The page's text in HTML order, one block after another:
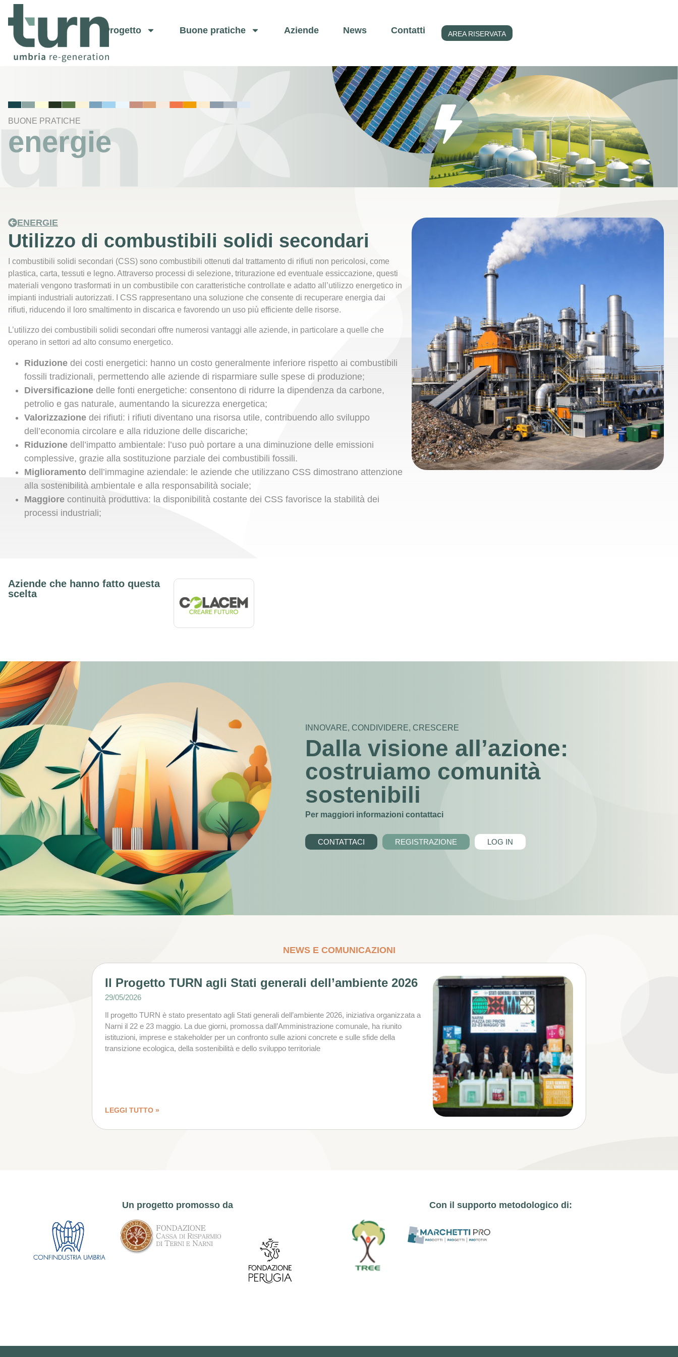
Progetto Buone pratiche Aziende News Contatti AREA RISERVATA
BUONE PRATICHE
energie
ENERGIE
Utilizzo di combustibili solidi secondari
I combustibili solidi secondari (CSS) sono combustibili ottenuti dal trattamento di rifiuti non pericolosi, come
plastica, carta, tessuti e legno. Attraverso processi di selezione, triturazione ed eventuale essiccazione, questi
materiali vengono trasformati in un combustibile con caratteristiche controllate e adatto all’utilizzo energetico in
impianti industriali autorizzati. I CSS rappresentano una soluzione che consente di recuperare energia dai
rifiuti, riducendo il loro smaltimento in discarica e favorendo un uso più efficiente delle risorse.
L’utilizzo dei combustibili solidi secondari offre numerosi vantaggi alle aziende, in particolare a quelle che
operano in settori ad alto consumo energetico.
Riduzione dei costi energetici: hanno un costo generalmente inferiore rispetto ai combustibili
fossili tradizionali, permettendo alle aziende di risparmiare sulle spese di produzione;
Diversificazione delle fonti energetiche: consentono di ridurre la dipendenza da carbone,
petrolio e gas naturale, aumentando la sicurezza energetica;
Valorizzazione dei rifiuti: i rifiuti diventano una risorsa utile, contribuendo allo sviluppo
dell’economia circolare e alla riduzione delle discariche;
Riduzione dell’impatto ambientale: l’uso può portare a una diminuzione delle emissioni
complessive, grazie alla sostituzione parziale dei combustibili fossili.
Miglioramento dell’immagine aziendale: le aziende che utilizzano CSS dimostrano attenzione
alla sostenibilità ambientale e alla responsabilità sociale;
Maggiore continuità produttiva: la disponibilità costante dei CSS favorisce la stabilità dei
processi industriali;
Aziende che hanno fatto questa
scelta
INNOVARE, CONDIVIDERE, CRESCERE
Dalla visione all’azione:
costruiamo comunità
sostenibili
Per maggiori informazioni contattaci
CONTATTACI REGISTRAZIONE LOG IN
NEWS E COMUNICAZIONI
Il Progetto TURN agli Stati generali dell’ambiente 2026
29/05/2026
Il progetto TURN è stato presentato agli Stati generali dell’ambiente 2026, iniziativa organizzata a
Narni il 22 e 23 maggio. La due giorni, promossa dall’Amministrazione comunale, ha riunito
istituzioni, imprese e stakeholder per un confronto sulle azioni concrete e sulle sfide della
transizione ecologica, della sostenibilità e dello sviluppo territoriale
LEGGI TUTTO »
Un progetto promosso da Con il supporto metodologico di: